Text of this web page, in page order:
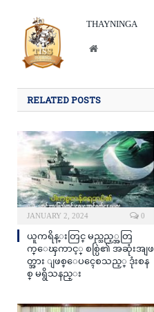
THAYNINGA
Website
RELATED POSTS
JANUARY 2, 2024 0
ယူကရိန္းတြင္ မည္သည့္အတြ
က္ေၾကာင့္ စစ္ပြဲ၏ အဆုံးအျဖ
တ္အား ျဖစ္ေပၚေစသည့္ ဒုံးစန
စ္ မရွိသနည္း